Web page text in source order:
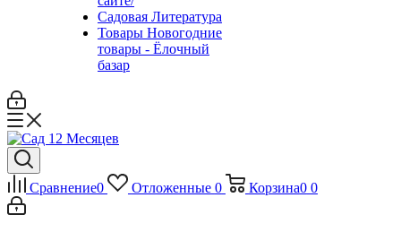
Садовая Литература
Товары Новогодние
товары - Ёлочный
базар
Сравнение0 Отложенные 0 Корзина0 0